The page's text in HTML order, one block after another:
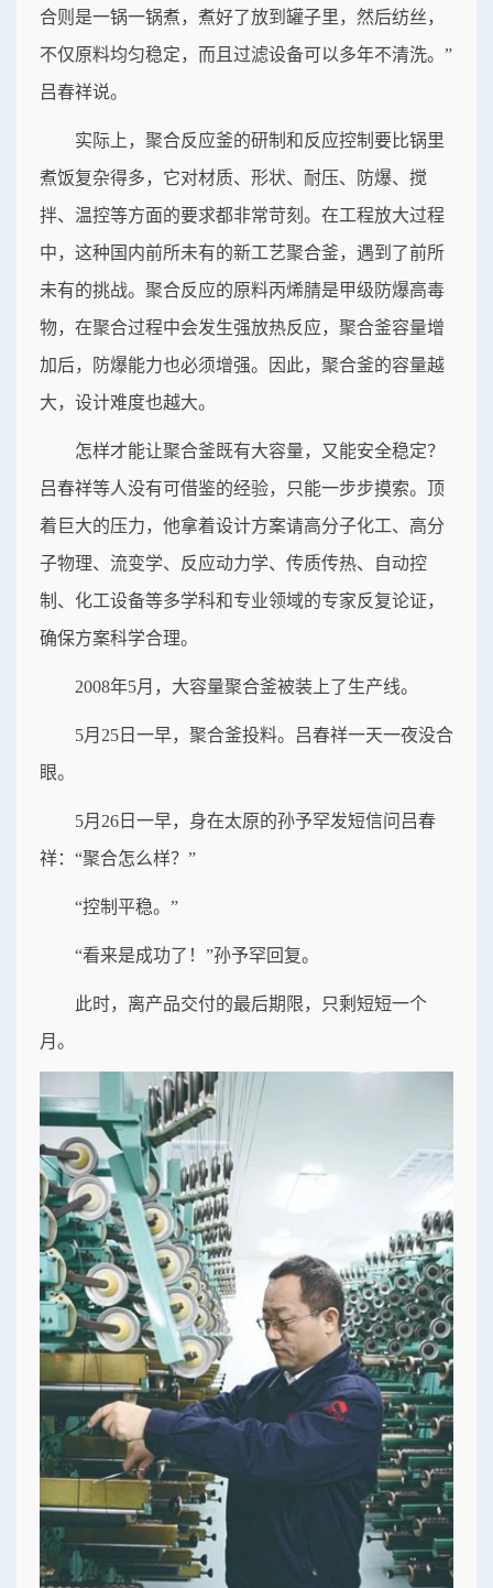
合则是一锅一锅煮，煮好了放到罐子里，然后纺丝，
不仅原料均匀稳定，而且过滤设备可以多年不清洗。”
吕春祥说。
实际上，聚合反应釜的研制和反应控制要比锅里
煮饭复杂得多，它对材质、形状、耐压、防爆、搅
拌、温控等方面的要求都非常苛刻。在工程放大过程
中，这种国内前所未有的新工艺聚合釜，遇到了前所
未有的挑战。聚合反应的原料丙烯腈是甲级防爆高毒
物，在聚合过程中会发生强放热反应，聚合釜容量增
加后，防爆能力也必须增强。因此，聚合釜的容量越
大，设计难度也越大。
怎样才能让聚合釜既有大容量，又能安全稳定？
吕春祥等人没有可借鉴的经验，只能一步步摸索。顶
着巨大的压力，他拿着设计方案请高分子化工、高分
子物理、流变学、反应动力学、传质传热、自动控
制、化工设备等多学科和专业领域的专家反复论证，
确保方案科学合理。
2008年5月，大容量聚合釜被装上了生产线。
5月25日一早，聚合釜投料。吕春祥一天一夜没合
眼。
5月26日一早，身在太原的孙予罕发短信问吕春
祥：“聚合怎么样？”
“控制平稳。”
“看来是成功了！”孙予罕回复。
此时，离产品交付的最后期限，只剩短短一个
月。